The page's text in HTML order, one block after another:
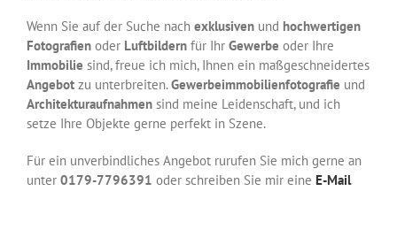
Wenn Sie auf der Suche nach exklusivenund hochwertigen
Fotografienoder Luftbildernfür Ihr Gewerbe oder Ihre
Immobilie sind, freue ich mich, Ihnen ein maßgeschneidertes
Angebotzu unterbreiten.Gewerbeimmobilienfotografie und
Architekturaufnahmensind meine Leidenschaft, und ich
setze Ihre Objekte gerne perfekt in Szene.
Für ein unverbindliches Angebot rurufen Sie mich gerne an
unter 0179-7796391 oder schreiben Sie mir eine E-Mail